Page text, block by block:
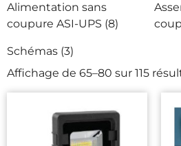
Affichage de 65–80 sur 115
Alimentation sans
coupure ASI-UPS (8)
Schémas (3)